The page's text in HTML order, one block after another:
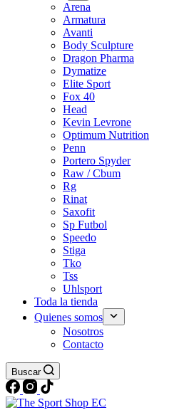
Arena
Armatura
Avanti
Body Sculpture
Dragon Pharma
Dymatize
Elite Sport
Fox 40
Head
Kevin Levrone
Optimum Nutrition
Penn
Portero Spyder
Raw / Cbum
Rg
Rinat
Saxofit
Sp Futbol
Speedo
Stiga
Tko
Tss
Uhlsport
Toda la tienda
Quienes somos
Nosotros
Contacto
Buscar